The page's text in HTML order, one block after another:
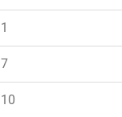
1
7
10